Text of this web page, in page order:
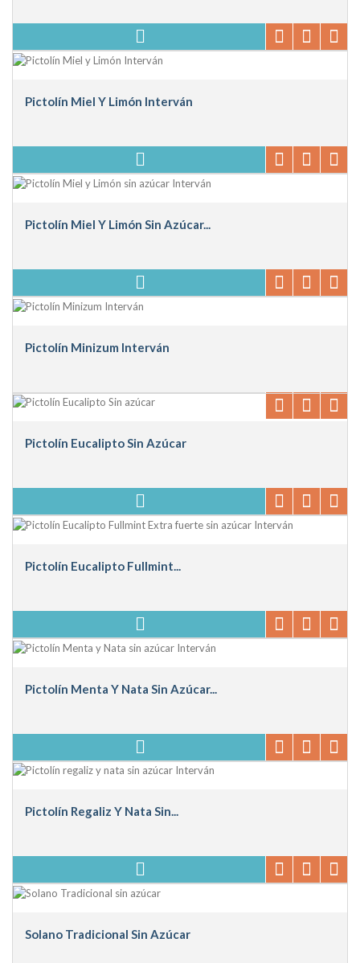
Pictolín Miel Y Limón Interván
Pictolín Miel Y Limón Sin Azúcar...
Pictolín Minizum Interván
Pictolín Eucalipto Sin Azúcar
Pictolín Eucalipto Fullmint...
Pictolín Menta Y Nata Sin Azúcar...
Pictolín Regaliz Y Nata Sin...
Solano Tradicional Sin Azúcar